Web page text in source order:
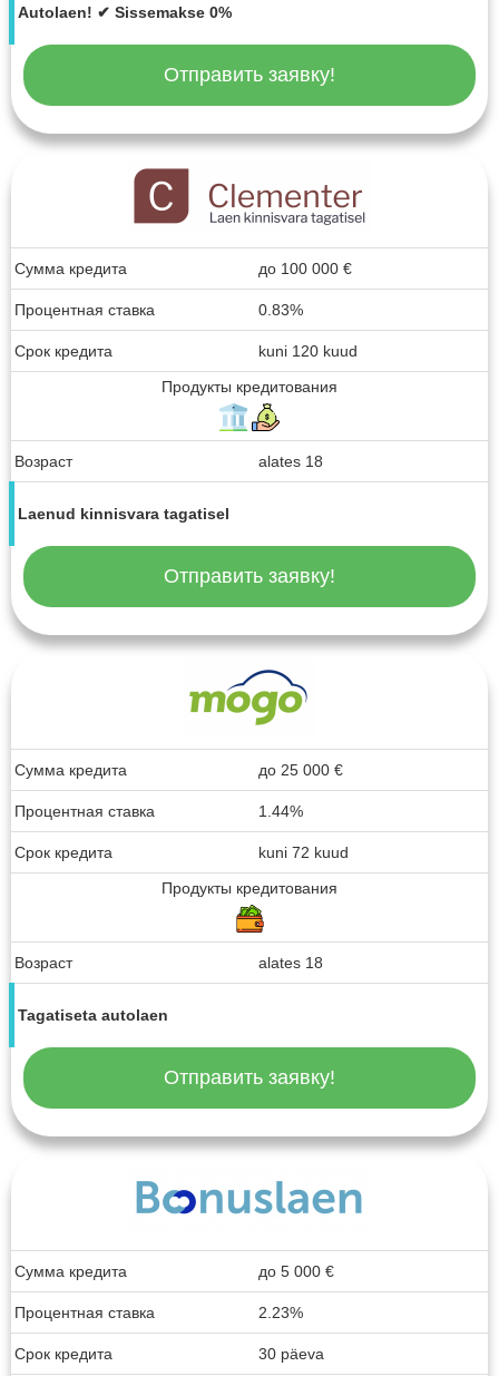
Autolaen! ✔ Sissemakse 0%
Отправить заявку!
Сумма кредита до 100 000 €
Процентная ставка 0.83%
Срок кредита
kuni 120 kuud
Продукты кредитования
Возраст alates 18
Laenud kinnisvara tagatisel
Отправить заявку!
Сумма кредита до 25 000 €
Процентная ставка 1.44%
Срок кредита
kuni 72 kuud
Продукты кредитования
Возраст alates 18
Tagatiseta autolaen
Отправить заявку!
Сумма кредита до 5 000 €
Процентная ставка 2.23%
Срок кредита
30 päeva